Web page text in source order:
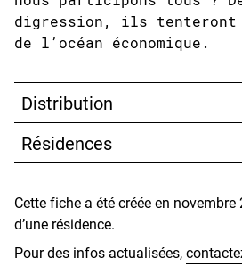
digression, ils tenteront
de l’océan économique.
Distribution
Résidences
Cette fiche a été créée en
d’une résidence.
Pour des infos actualisées,